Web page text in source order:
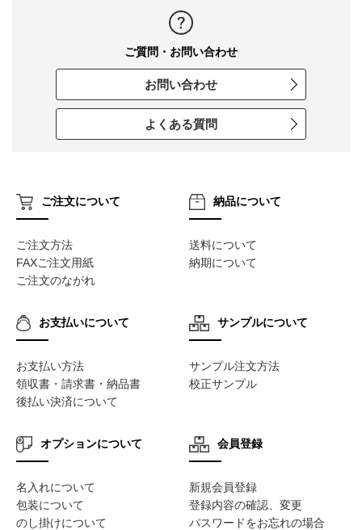
ご質問・お問い合わせ
お問い合わせ
よくある質問
ご注文について
ご注文方法
FAXご注文用紙
ご注文のながれ
納品について
送料について
納期について
お支払いについて
お支払い方法
領収書・請求書・納品書
後払い決済について
サンプルについて
サンプル注文方法
校正サンプル
オプションについて
名入れについて
包装について
のし掛けについて
会員登録
新規会員登録
登録内容の確認、変更
パスワードをお忘れの場合